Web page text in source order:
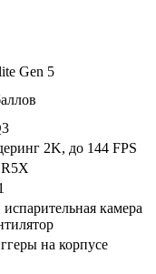
Gen 5
2K, до 144 FPS
камера
на корпусе